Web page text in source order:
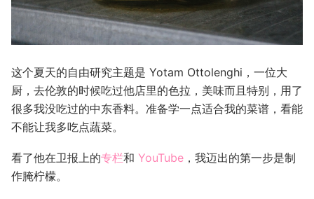
这个夏天的自由研究主题是 Yotam Ottolenghi，一位大
厨，去伦敦的时候吃过他店里的色拉，美味而且特别，用了
很多我没吃过的中东香料。准备学一点适合我的菜谱，看能
不能让我多吃点蔬菜。
看了他在卫报上的专栏和 YouTube ，我迈出的第一步是制
作腌柠檬。